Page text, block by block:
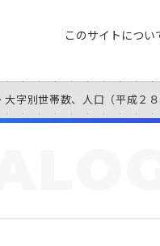
このサイトについ
大字別世帯数、人口（平成２８